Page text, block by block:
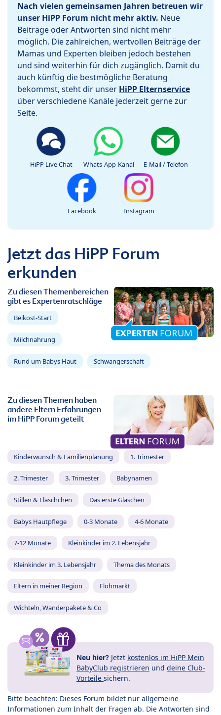
Nach vielen gemeinsamen Jahren betreuen wir
unser HiPP Forum nicht mehr aktiv. Neue
Beiträge oder Antworten sind nicht mehr
möglich. Die zahlreichen, wertvollen Beiträge der
Mamas und Experten bleiben jedoch bestehen
und sind weiterhin für dich zugänglich. Damit du
auch künftig die bestmögliche Beratung
bekommst, steht dir unser HiPP Elternservice
über verschiedene Kanäle jederzeit gerne zur
Seite.
HiPP Live Chat Whats-App-Kanal E-Mail / Telefon
Facebook Instagram
Jetzt das HiPP Forum
erkunden
Zu diesen Themenbereichen
gibt es Expertenratschläge
Beikost-Start
Milchnahrung
Rund um Babys Haut Schwangerschaft
Zu diesen Themen haben
andere Eltern Erfahrungen
im HiPP Forum geteilt
Kinderwunsch & Familienplanung 1. Trimester
2. Trimester 3. Trimester Babynamen
Stillen & Fläschchen Das erste Gläschen
Babys Hautpflege 0-3 Monate 4-6 Monate
7-12 Monate Kleinkinder im 2. Lebensjahr
Kleinkinder im 3. Lebensjahr Thema des Monats
Eltern in meiner Region Flohmarkt
Wichteln, Wanderpakete & Co
Neu hier? Jetzt kostenlos im HiPP Mein
BabyClub registrieren und deine Club-
Vorteile sichern.
Bitte beachten: Dieses Forum bildet nur allgemeine
Informationen zum Inhalt der Fragen ab. Die Antworten sind